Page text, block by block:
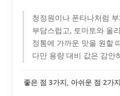
청정원이나 폰타나처럼
부담스럽고, 토마토와 올
정통에 가까운 맛을 원할
다만 용량 대비 값은 감안
좋은 점 3가지, 아쉬운 점 2가